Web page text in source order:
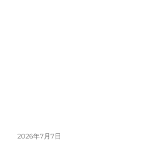
投
2026年7月7日